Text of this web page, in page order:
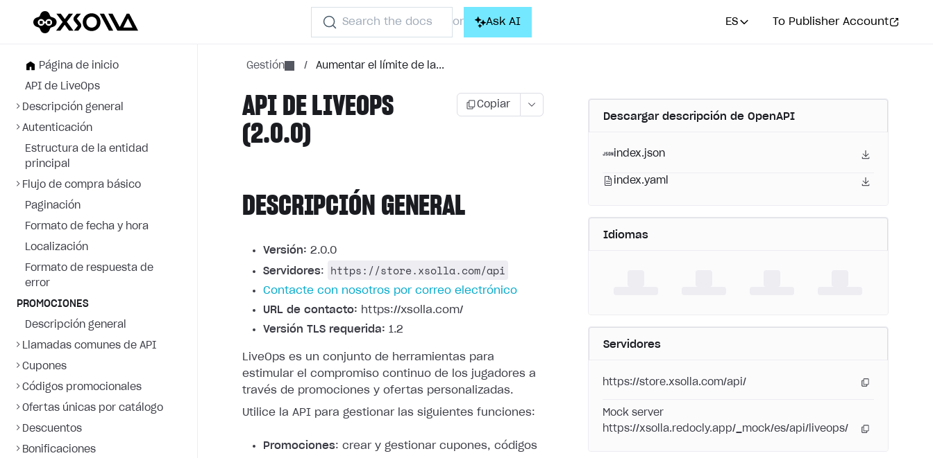
Search the docs or Ask AI ES To Publisher Account
Página de inicio
API de LiveOps
Descripción general
Autenticación
Estructura de la entidad
principal
Flujo de compra básico
Paginación
Formato de fecha y hora
Localización
Formato de respuesta de
error
PROMOCIONES
Descripción general
Llamadas comunes de API
Cupones
Códigos promocionales
Ofertas únicas por catálogo
Descuentos
Bonificaciones
Gestión / Aumentar el límite de la...
API DE LIVEOPS
(2.0.0)
Copiar
DESCRIPCIÓN GENERAL
Versión: 2.0.0
Servidores: https://store.xsolla.com/api
Contacte con nosotros por correo electrónico
URL de contacto: https://xsolla.com/
Versión TLS requerida: 1.2
LiveOps es un conjunto de herramientas para
estimular el compromiso continuo de los jugadores a
través de promociones y ofertas personalizadas.
Utilice la API para gestionar las siguientes funciones:
Promociones: crear y gestionar cupones, códigos
Descargar descripción de OpenAPI
index.json
index.yaml
Idiomas
Servidores
https://store.xsolla.com/api/
Mock server
https://xsolla.redocly.app/_mock/es/api/liveops/